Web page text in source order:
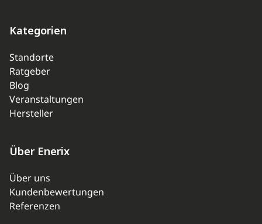
Kategorien
Standorte
Ratgeber
Blog
Veranstaltungen
Hersteller
Über Enerix
Über uns
Kundenbewertungen
Referenzen